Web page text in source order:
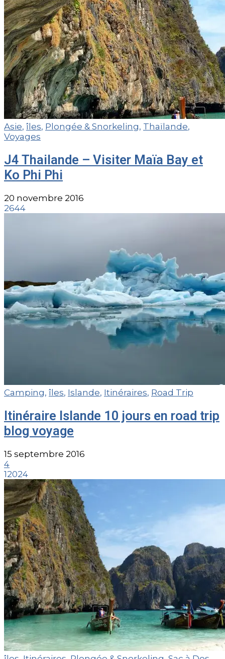
Asie, îles, Plongée & Snorkeling, Thaïlande,
Voyages
J4 Thailande – Visiter Maïa Bay et
Ko Phi Phi
20 novembre 2016
2644
Camping, îles, Islande, Itinéraires, Road Trip
Itinéraire Islande 10 jours en road trip
blog voyage
15 septembre 2016
4
12024